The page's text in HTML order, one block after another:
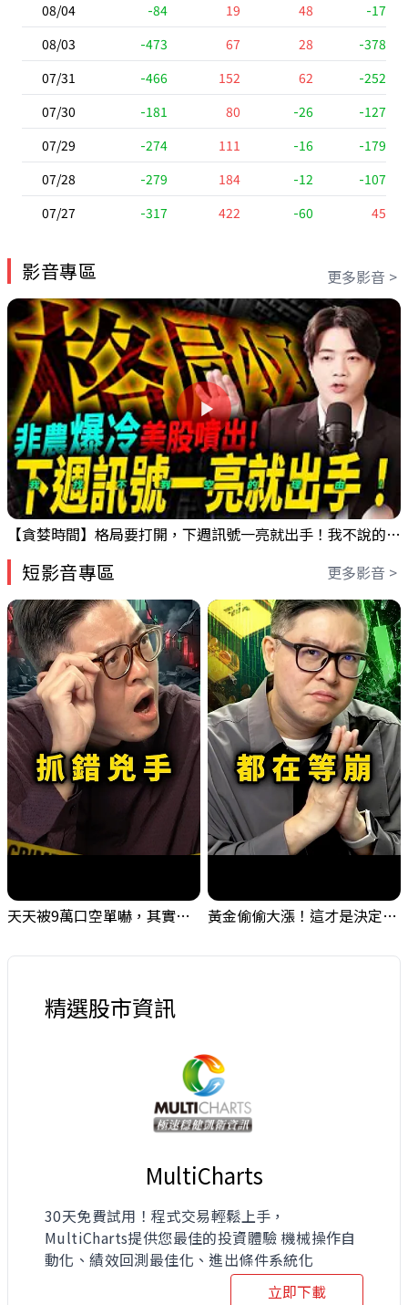
08/04
-84 19 48
-17
08/03
-473 67 28
-378
07/31
-466 152 62
-252
07/30
-181 80 -26
-127
07/29
-274 111 -16
-179
07/28
-279 184 -12
-107
07/27
-317 422 -60 45
影音專區 更多影音 >
【貪婪時間】格局要打開，下週訊號一亮就出手！我不說的話還真一堆人不知道！｜錢進大趨勢 Mr.智霖 陳 2026/08/08
短影音專區 更多影音 >
天天被9萬口空單嚇，其實你盯錯地方了｜Mr.Jimmy高志銘 #台股 #外資期貨 #融資 黃金偷偷大漲！這才是決定台股生死的「真風向球」！｜Mr.Jimmy高志銘 #黃金 #美元指數 #聯準會
精選股市資訊
MultiCharts
30天免費試用！程式交易輕鬆上手，
MultiCharts提供您最佳的投資體驗 機械操作自
動化、績效回測最佳化、進出條件系統化
立即下載